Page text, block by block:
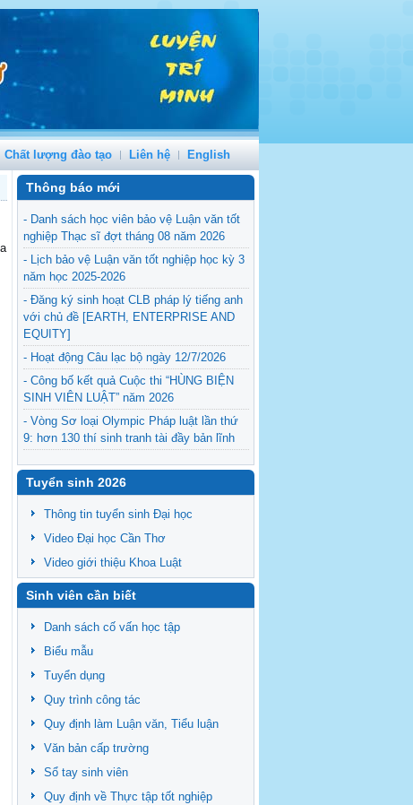
Chất lượng đào tạo Liên hệ English
Thông báo mới
- Danh sách học viên bảo vệ Luận văn tốt
nghiệp Thạc sĩ đợt tháng 08 năm 2026
- Lịch bảo vệ Luận văn tốt nghiệp học kỳ 3
năm học 2025-2026
- Đăng ký sinh hoạt CLB pháp lý tiếng anh
với chủ đề [EARTH, ENTERPRISE AND
EQUITY]
- Hoạt động Câu lạc bộ ngày 12/7/2026
- Công bố kết quả Cuộc thi “HÙNG BIỆN
SINH VIÊN LUẬT” năm 2026
- Vòng Sơ loại Olympic Pháp luật lần thứ
9: hơn 130 thí sinh tranh tài đầy bản lĩnh
- Chính thức công bố top 08 thí sinh bước
vào Vòng Bán kết cuộc thi “Hùng biện sinh
viên luật” 2026
- Tuyển cộng tác viên Ban Chủ nhiệm -
Legal English club – passing the torch
- Sinh hoạt của CLB Tiếng Anh pháp lý 05-
2026
- Kế hoạch bào vệ Luận văn/Đề án thạc sĩ
Tuyển sinh 2026
Thông tin tuyển sinh Đại học
Video Đại học Cần Thơ
Video giới thiệu Khoa Luật
Sinh viên cần biết
Danh sách cố vấn học tập
Biểu mẫu
Tuyển dụng
Quy trình công tác
Quy định làm Luận văn, Tiểu luận
Văn bản cấp trường
Sổ tay sinh viên
Quy định về Thực tập tốt nghiệp